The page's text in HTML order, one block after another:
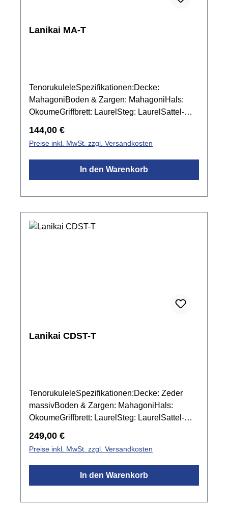
Lanikai MA-T
TenorukuleleSpezifikationen:Decke:
MahagoniBoden & Zargen: MahagoniHals:
OkoumeGriffbrett: LaurelSteg: LaurelSattel-
XBBindings: KunststoffMensur: 432
mmSattelbreite: 37,4 mmMechanik: Chrom
offenFarbe: Natur mattinkl. Gigbag
Regulärer Preis:
144,00 €
Preise inkl. MwSt. zzgl. Versandkosten
In den Warenkorb
Lanikai CDST-T
TenorukuleleSpezifikationen:Decke: Zeder
massivBoden & Zargen: MahagoniHals:
OkoumeGriffbrett: LaurelSteg: LaurelSattel-
XBBindings: EchtholzMensur: 432
mmSattelbreite: 37,4 mmMechanik: Grover
Nickel offenFarbe: Natur mattinkl. Gigbag
Regulärer Preis:
249,00 €
Preise inkl. MwSt. zzgl. Versandkosten
In den Warenkorb